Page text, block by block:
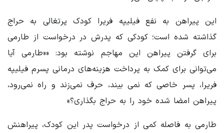
این پیراهن به نفع فیلیپه فریرا کودک پرتغالی به حراج
گذاشته شده است؛ کودکی که پدرش در درخواست از طارمی
برای گرفتن پیراهن این مهاجم نوشته بود: ««طارمی آیا
می‌توانی برای کمک به پرداخت هزینه‌های درمانی پسرم فیلیپه
فریرا، پسر خاصی که نمی بیند، حرف نمی‌زند و راه نمی‌رود،
پیراهن امضا شده خود را به حراج بگذاری؟»
طارمی به فاصله کمی از درخواست پدر این کودک، پیراهنش